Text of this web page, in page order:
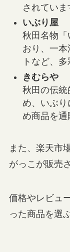
されていま
いぶり屋
秋田名物「
おり、一
トなど、
きむらや
秋田の伝統
め、いぶ
め商品を通
また、楽天市
がっこが販売
価格やレビュ
った商品を選